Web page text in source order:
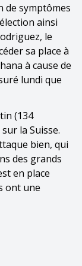
de symptômes
ainsi
le
sa place à
à cause de
lundi que
(134
la Suisse.
bien, qui
des grands
en place
ont une